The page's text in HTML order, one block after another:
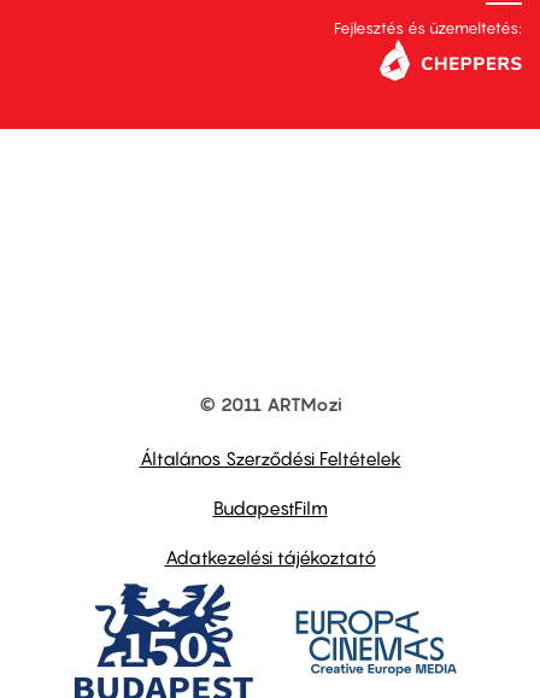
Fejlesztés és üzemeltetés:
© 2011 ARTMozi
Általános Szerződési Feltételek
BudapestFilm
Adatkezelési tájékoztató